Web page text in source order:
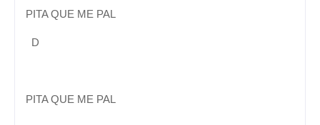
PITA QUE ME PAL
D
PITA QUE ME PAL